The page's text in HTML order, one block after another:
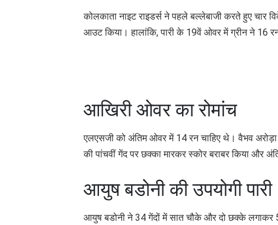
कोलकाता नाइट राइडर्स ने पहले बल्लेबाजी करते हुए
आउट किया। हालांकि, पारी के 19वें ओवर में ग्रीन ने
आखिरी ओवर का रोमांच
एलएसजी को अंतिम ओवर में 14 रन चाहिए थे। वैभव
की पांचवीं गेंद पर छक्का मारकर स्कोर बराबर किया और
आयुष बडोनी की उपयोगी पारी
आयुष बडोनी ने 34 गेंदों में सात चौके और दो छक्के लगाकर